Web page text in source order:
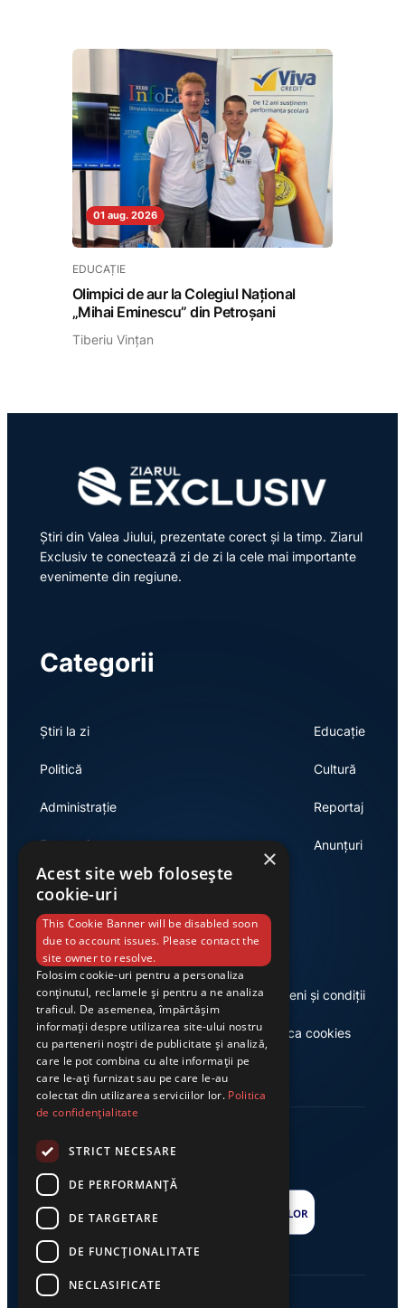
01 aug. 2026
EDUCAȚIE
Olimpici de aur la Colegiul Național
„Mihai Eminescu” din Petroșani
Tiberiu Vințan
Știri din Valea Jiului, prezentate corect și la timp. Ziarul
Exclusiv te conectează zi de zi la cele mai importante
evenimente din regiune.
Categorii
Știri la zi
Politică
Administrație
Economie
Educație
Cultură
Reportaj
Anunțuri
Link-uri utile
Despre noi
Casa de editură Exclusiv
Termeni și condiții
Politica cookies
×
Acest site web folosește
cookie-uri
This Cookie Banner will be disabled soon
due to account issues. Please contact the
site owner to resolve.
Folosim cookie-uri pentru a personaliza
conținutul, reclamele și pentru a ne analiza
traficul. De asemenea, împărtășim
informații despre utilizarea site-ului nostru
cu partenerii noștri de publicitate și analiză,
care le pot combina cu alte informații pe
care le-ați furnizat sau pe care le-au
colectat din utilizarea serviciilor lor. Politica
de confidențialitate
STRICT NECESARE
DE PERFORMANȚĂ
DE TARGETARE
DE FUNCŢIONALITATE
NECLASIFICATE